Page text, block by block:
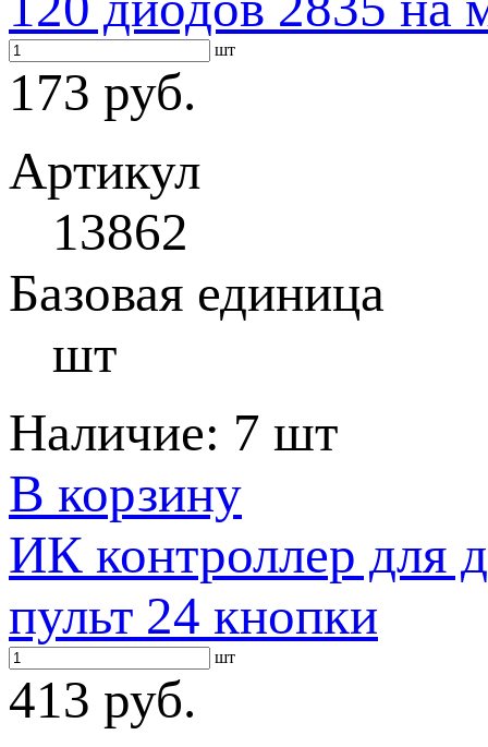
шт
173 руб.
Артикул
13862
Базовая единица
шт
Наличие: 7 шт
В корзину
ИК контроллер для
пульт 24 кнопки
шт
413 руб.